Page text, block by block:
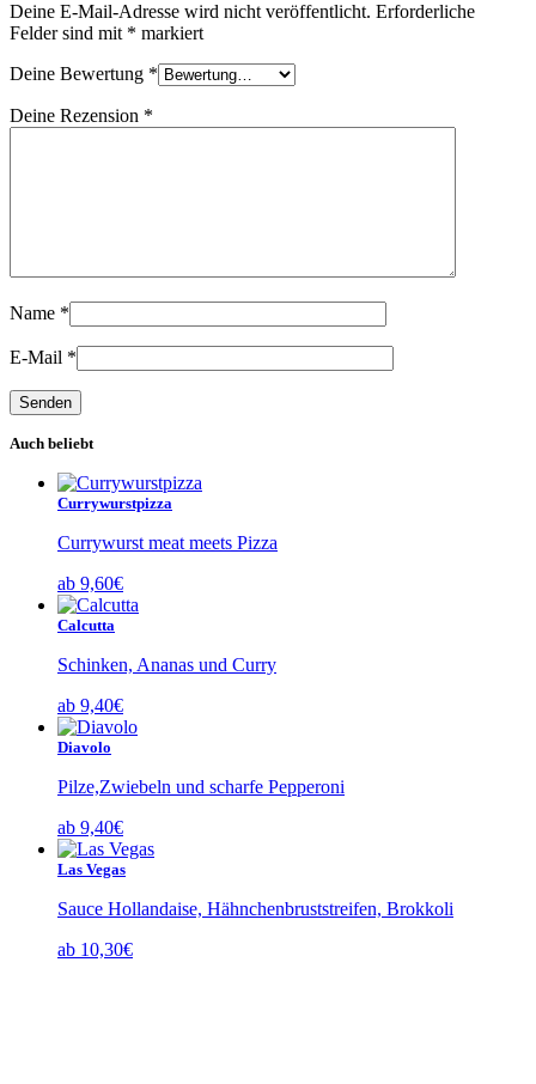
Deine E-Mail-Adresse wird nicht veröffentlicht. Erforderliche
Felder sind mit * markiert
Deine Bewertung *
Deine Rezension *
Name *
E-Mail *
Auch beliebt
Currywurstpizza
Currywurst meat meets Pizza
ab 9,60€
Calcutta
Schinken, Ananas und Curry
ab 9,40€
Diavolo
Pilze,Zwiebeln und scharfe Pepperoni
ab 9,40€
Las Vegas
Sauce Hollandaise, Hähnchenbruststreifen, Brokkoli
ab 10,30€